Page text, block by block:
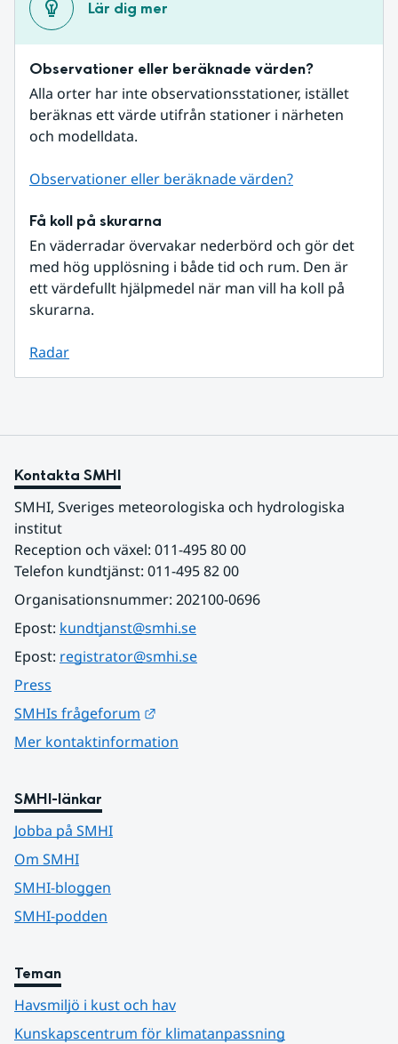
Lär dig mer
Observationer eller beräknade värden?
Alla orter har inte observationsstationer, istället
beräknas ett värde utifrån stationer i närheten
och modelldata.
Observationer eller beräknade värden?
Få koll på skurarna
En väderradar övervakar nederbörd och gör det
med hög upplösning i både tid och rum. Den är
ett värdefullt hjälpmedel när man vill ha koll på
skurarna.
Radar
Kontakta SMHI
SMHI, Sveriges meteorologiska och hydrologiska
institut
Reception och växel: 011-495 80 00
Telefon kundtjänst: 011-495 82 00
Organisationsnummer: 202100-0696
Epost: kundtjanst@smhi.se
Epost: registrator@smhi.se
Press
SMHIs frågeforum
Mer kontaktinformation
SMHI-länkar
Jobba på SMHI
Om SMHI
SMHI-bloggen
SMHI-podden
Teman
Havsmiljö i kust och hav
Kunskapscentrum för klimatanpassning